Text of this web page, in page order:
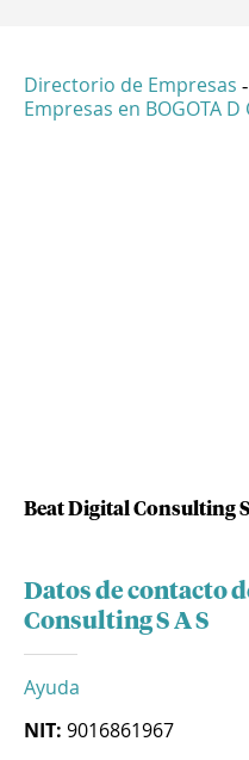
Directorio de Empresas -
Empresas en BOGOTA D
Beat Digital Consulting S
Datos de contacto
Consulting S A S
Ayuda
NIT: 9016861967